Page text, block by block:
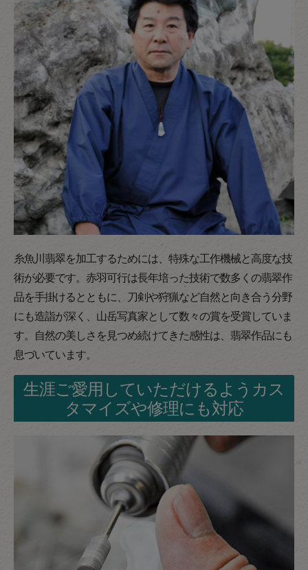
糸魚川翡翠を加工するためには、特殊な工作機械と高度な技
術が必要です。赤羽可行は長年培った技術で数多くの翡翠作
品を手掛けるとともに、刀剣や狩猟など自然と向き合う分野
にも造詣が深く、山岳写真家として数々の賞を受賞していま
す。自然の美しさを見つめ続けてきた感性は、翡翠作品にも
息づいています。
生涯ご愛用していただけるようカス
タマイズや修理にも対応